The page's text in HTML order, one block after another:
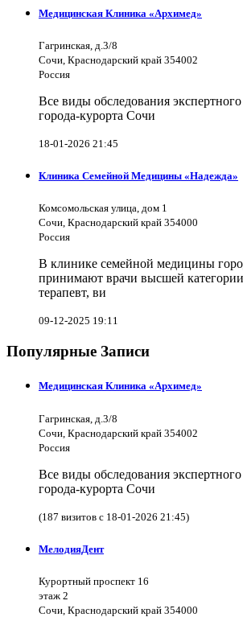
Медицинская Клиника «Архимед»
Гагринская, д.3/8
Сочи, Краснодарский край 354002
Россия
Все виды обследования
города-курорта Сочи
18-01-2026 21:45
Клиника Семейной Медицины «Надежда»
Комсомольская улица, дом 1
Сочи, Краснодарский край 354000
Россия
В клинике семейной медицины
принимают врачи высшей
терапевт, ви
09-12-2025 19:11
Популярные Записи
Медицинская Клиника «Архимед»
Гагринская, д.3/8
Сочи, Краснодарский край 354002
Россия
Все виды обследования
города-курорта Сочи
(187 визитов с 18-01-2026 21:45)
МелодияДент
Курортный проспект 16
этаж 2
Сочи, Краснодарский край 354000